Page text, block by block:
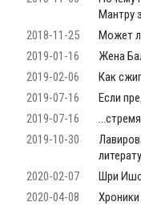
Мантру
2018-11-25
Может
2019-01-16
Жена
2019-02-06
Как
2019-07-16
Если
2019-07-16
2019-10-30
2020-02-07
Шри
2020-04-08